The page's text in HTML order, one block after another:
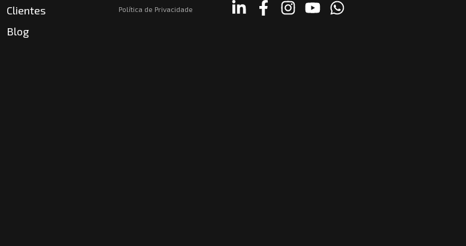
Clientes
Blog
Política de Privacidade